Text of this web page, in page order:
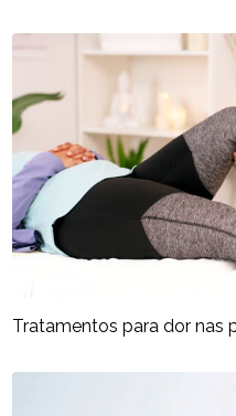
Tratamentos para dor nas